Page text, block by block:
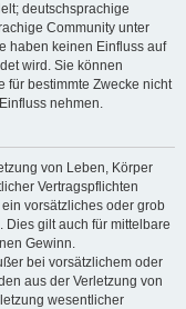
deutschsprachige
Community unter
haben keinen Einfluss auf
wird. Sie können
für bestimmte Zwecke nicht
nehmen.
von Leben, Körper
Vertragspflichten
vorsätzliches oder grob
Dies gilt auch für mittelbare
Gewinn.
bei vorsätzlichem oder
aus der Verletzung von
wesentlicher